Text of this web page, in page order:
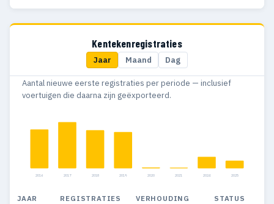
2014 86 54
Kentekenregistraties
Jaar Maand Dag
Aantal nieuwe eerste registraties per periode — inclusief
voertuigen die daarna zijn geëxporteerd.
2016 2017 2018 2019 2020 2021 2024 2025
JAAR REGISTRATIES VERHOUDING STATUS